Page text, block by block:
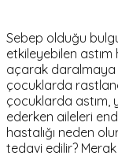
Sebep olduğu
etkileyebilen
açarak daralmaya
çocuklarda
çocuklarda astım,
ederken aileleri
hastalığı neden
tedavi edilir?